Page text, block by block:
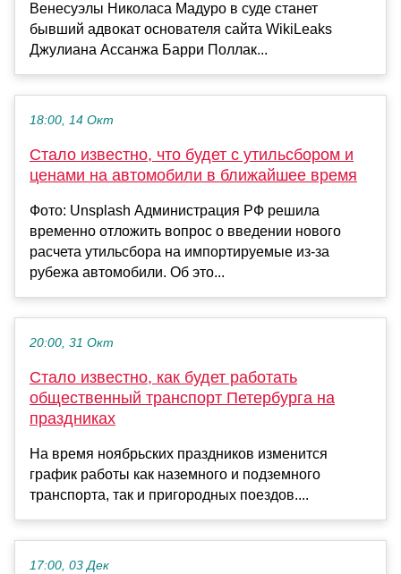
Венесуэлы Николаса Мадуро в суде станет
бывший адвокат основателя сайта WikiLeaks
Джулиана Ассанжа Барри Поллак...
18:00, 14 Окт
Стало известно, что будет с утильсбором и
ценами на автомобили в ближайшее время
Фото: Unsplash Администрация РФ решила
временно отложить вопрос о введении нового
расчета утильсбора на импортируемые из-за
рубежа автомобили. Об это...
20:00, 31 Окт
Стало известно, как будет работать
общественный транспорт Петербурга на
праздниках
На время ноябрьских праздников изменится
график работы как наземного и подземного
транспорта, так и пригородных поездов....
17:00, 03 Дек